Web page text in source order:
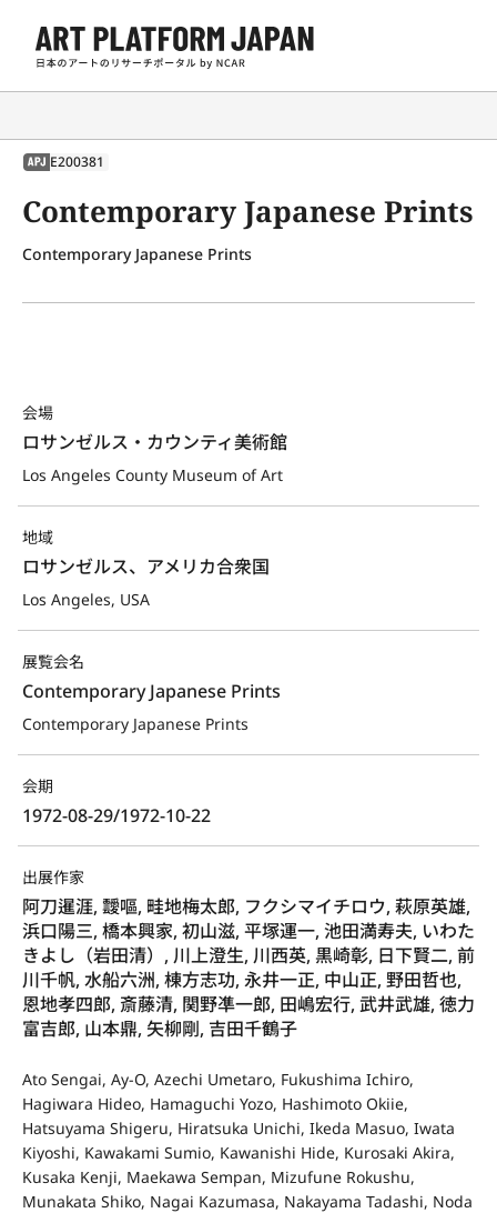
APJ E200381
Contemporary Japanese Prints
Contemporary Japanese Prints
会場
ロサンゼルス・カウンティ美術館
Los Angeles County Museum of Art
地域
ロサンゼルス、アメリカ合衆国
Los Angeles, USA
展覧会名
Contemporary Japanese Prints
Contemporary Japanese Prints
会期
1972-08-29/1972-10-22
出展作家
阿刀暹涯, 靉嘔, 畦地梅太郎, フクシマイチロウ, 萩原英雄,
浜口陽三, 橋本興家, 初山滋, 平塚運一, 池田満寿夫, いわた
きよし（岩田清）, 川上澄生, 川西英, 黒崎彰, 日下賢二, 前
川千帆, 水船六洲, 棟方志功, 永井一正, 中山正, 野田哲也,
恩地孝四郎, 斎藤清, 関野凖一郎, 田嶋宏行, 武井武雄, 徳力
富吉郎, 山本鼎, 矢柳剛, 吉田千鶴子
Ato Sengai, Ay-O, Azechi Umetaro, Fukushima Ichiro,
Hagiwara Hideo, Hamaguchi Yozo, Hashimoto Okiie,
Hatsuyama Shigeru, Hiratsuka Unichi, Ikeda Masuo, Iwata
Kiyoshi, Kawakami Sumio, Kawanishi Hide, Kurosaki Akira,
Kusaka Kenji, Maekawa Sempan, Mizufune Rokushu,
Munakata Shiko, Nagai Kazumasa, Nakayama Tadashi, Noda